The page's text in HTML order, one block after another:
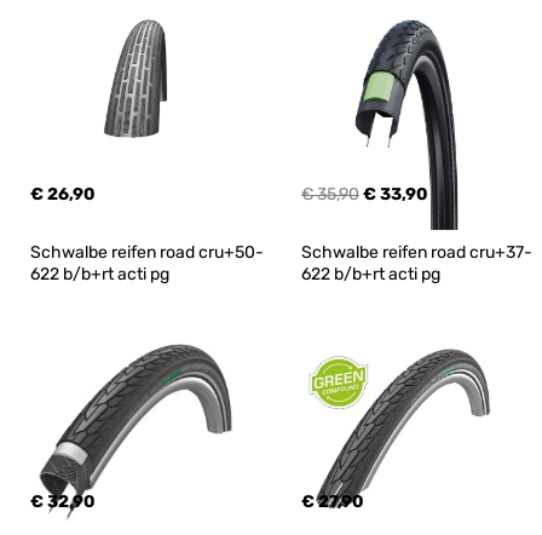
€ 26,90 € 35,90€ 33,90
Schwalbe reifen road cru+50-
622 b/b+rt acti pg
€ 32,90
Schwalbe reifen road cru+37-
622 b/b+rt acti pg
€ 27,90